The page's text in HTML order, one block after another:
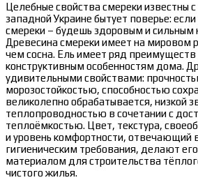
Целебные свойства смереки известны
западной Украине бытует поверье:
смереки – будешь здоровым и сильным
Древесина смереки имеет на мировом
чем сосна. Ель имеет ряд преимуществ
конструктивным особенностям дома.
удивительными свойствами:
морозостойкостью, способностью
великолепно обрабатывается, низкой
теплопроводностью в сочетании с
теплоёмкостью. Цвет, текстура,
и уровень комфортности, отвечающий
гигиеническим требования, делают
материалом для строительства
чистого жилья.